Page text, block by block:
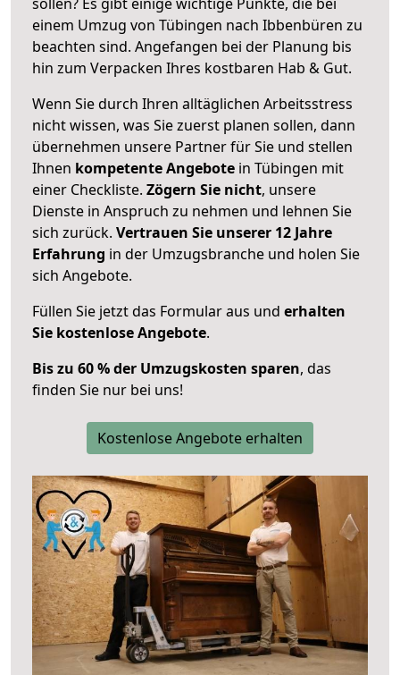
einem Umzug von Tübingen nach Ibbenbüren zu
beachten sind. Angefangen bei der Planung bis
hin zum Verpacken Ihres kostbaren Hab & Gut.
Wenn Sie durch Ihren alltäglichen Arbeitsstress
nicht wissen, was Sie zuerst planen sollen, dann
übernehmen unsere Partner für Sie und stellen
Ihnen kompetente Angebote in Tübingen mit
einer Checkliste. Zögern Sie nicht, unsere
Dienste in Anspruch zu nehmen und lehnen Sie
sich zurück. Vertrauen Sie unserer 12 Jahre
Erfahrung in der Umzugsbranche und holen Sie
sich Angebote.
Füllen Sie jetzt das Formular aus und erhalten
Sie kostenlose Angebote.
Bis zu 60 % der Umzugskosten sparen, das
finden Sie nur bei uns!
Kostenlose Angebote erhalten